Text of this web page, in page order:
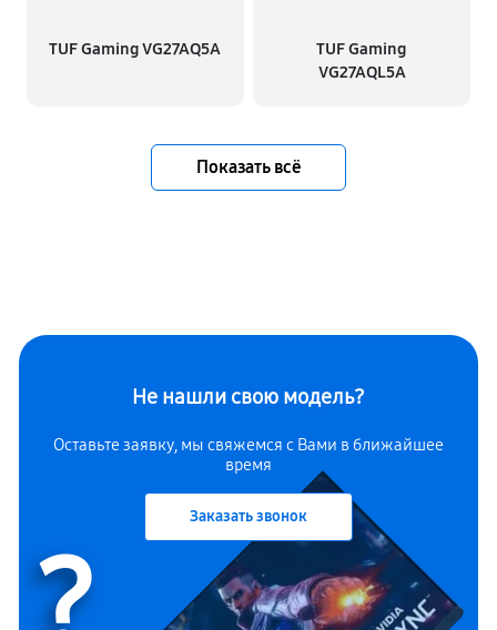
TUF Gaming VG27AQ5A
TUF Gaming
VG27AQL5A
Показать всё
Не нашли свою модель?
Оставьте заявку, мы свяжемся с Вами в ближайшее
время
Заказать звонок